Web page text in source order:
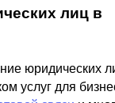
лиц в
юридических
услуг для